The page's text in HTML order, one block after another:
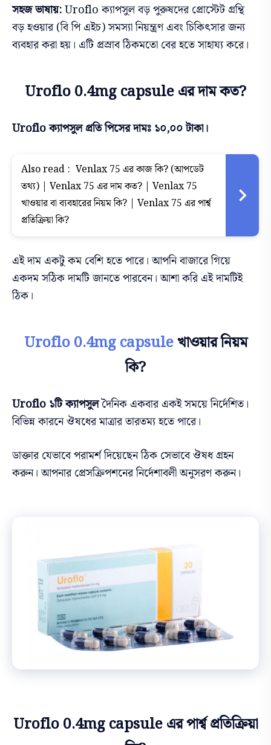
সহজ ভাষায়:Uroflo ক্যাপসুল বড় পুরুষদের প্রোস্টেট গ্রন্থি
বড় হওয়ার (বি পি এইচ) সমস্যা নিয়ন্ত্রণ এবং চিকিৎসার জন্য
ব্যবহার করা হয়। এটি প্রস্রাব ঠিকমতো বের হতে সাহায্য করে।
Uroflo 0.4mg capsule এর দাম কত?
Uroflo ক্যাপসুল প্রতি পিসের দামঃ ১০,০০ টাকা।
Also read : Venlax 75 এর কাজ কি? (আপডেট
তথ্য) | Venlax 75 এর দাম কত? | Venlax 75
খাওয়ার বা ব্যবহারের নিয়ম কি? | Venlax 75 এর পার্শ্ব
প্রতিক্রিয়া কি?
এই দাম একটু কম বেশি হতে পারে। আপনি বাজারে গিয়ে
একদম সঠিক দামটি জানতে পারবেন। আশা করি এই দামটিই
ঠিক।
Uroflo 0.4mg capsuleখাওয়ার নিয়ম
কি?
Uroflo ১টি ক্যাপসুলদৈনিক একবার একই সময়ে নির্দেশিত।
বিভিন্ন কারনে ঔষধের মাত্রার তারতম্য হতে পারে।
ডাক্তার যেভাবে পরামর্শ দিয়েছেন ঠিক সেভাবে ঔষধ গ্রহন
করুন। আপনার প্রেসক্রিপশনের নির্দেশাবলী অনুসরণ করুন।
Uroflo 0.4mg capsule এর পার্শ্ব প্রতিক্রিয়া